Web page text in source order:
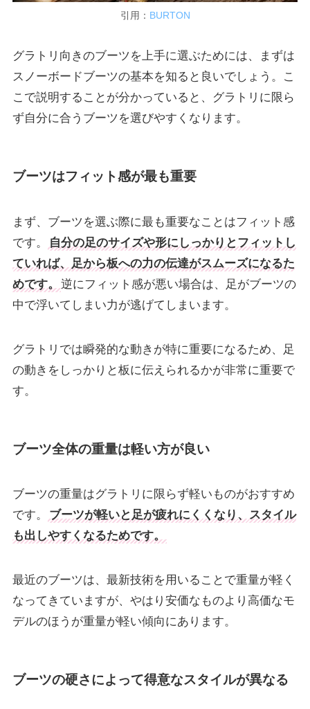
引用： BURTON
グラトリ向きのブーツを上手に選ぶためには、まずは
スノーボードブーツの基本を知ると良いでしょう。こ
こで説明することが分かっていると、グラトリに限ら
ず自分に合うブーツを選びやすくなります。
ブーツはフィット感が最も重要
まず、ブーツを選ぶ際に最も重要なことはフィット感
です。
自分の足のサイズや形にしっかりとフィットし
ていれば、足から板への力の伝達がスムーズになるた
めです。
逆にフィット感が悪い場合は、足がブーツの
中で浮いてしまい力が逃げてしまいます。
グラトリでは瞬発的な動きが特に重要になるため、足
の動きをしっかりと板に伝えられるかが非常に重要で
す。
ブーツ全体の重量は軽い方が良い
ブーツの重量はグラトリに限らず軽いものがおすすめ
です。
ブーツが軽いと足が疲れにくくなり、スタイル
も出しやすくなるためです。
最近のブーツは、最新技術を用いることで重量が軽く
なってきていますが、やはり安価なものより高価なモ
デルのほうが重量が軽い傾向にあります。
ブーツの硬さによって得意なスタイルが異なる